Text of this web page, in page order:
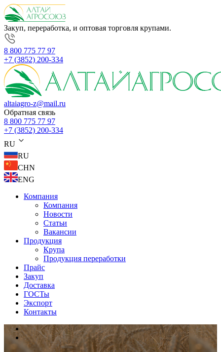
Закуп, переработка, и оптовая торговля крупами.
8 800 775 77 97
+7 (3852) 200-334
altaiagro-z@mail.ru
Обратная связь
8 800 775 77 97
+7 (3852) 200-334
RU
RU
CHN
ENG
Компания
Компания
Новости
Статьи
Вакансии
Продукция
Крупа
Продукция переработки
Прайс
Закуп
Доставка
ГОСТы
Экспорт
Контакты